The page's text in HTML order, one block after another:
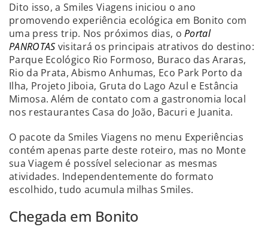
Dito isso, a Smiles Viagens iniciou o ano
promovendo experiência ecológica em Bonito com
uma press trip. Nos próximos dias, oPortal
PANROTAS visitará os principais atrativos do destino:
Parque Ecológico Rio Formoso, Buraco das Araras,
Rio da Prata, Abismo Anhumas, Eco Park Porto da
Ilha, Projeto Jiboia, Gruta do Lago Azul e Estância
Mimosa. Além de contato com a gastronomia local
nos restaurantes Casa do João, Bacuri e Juanita.
O pacote da Smiles Viagens no menu Experiências
contém apenas parte deste roteiro, mas no Monte
sua Viagem é possível selecionar as mesmas
atividades. Independentemente do formato
escolhido, tudo acumula milhas Smiles.
Chegada em Bonito